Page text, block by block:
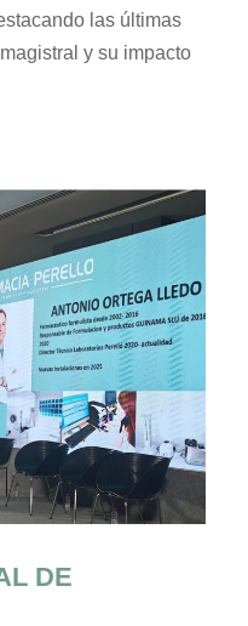
las últimas
y su impacto
DE